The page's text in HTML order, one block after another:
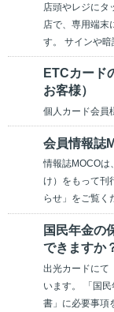
店頭やレジにタ
店で、専用端末
す。 サインや暗
ETCカード
お客様）
個人カード会員
会員情報誌
情報誌MOCOは
け）をもって刊
らせ」をご覧く
国民年金の
できますか
出光カードにて
います。 「国
書」に必要事項